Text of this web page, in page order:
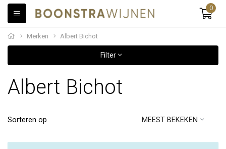
0
Merken Albert Bichot
Filter
Albert Bichot
Sorteren op MEEST BEKEKEN